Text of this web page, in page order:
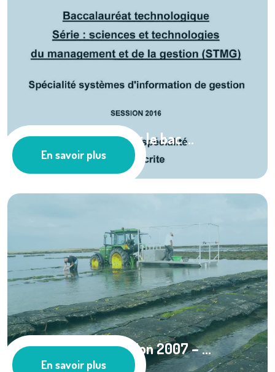
Le SMEL, sujet pour le bac ...
Les actus
En savoir plus
Bilan du Plan d’Action 2007 – ...
Les actus
En savoir plus